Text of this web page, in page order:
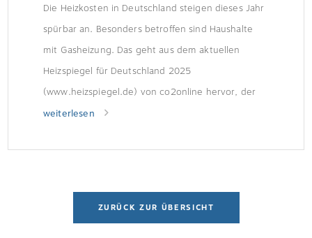
2022 GÜNSTIGER
Die Heizkosten in Deutschland steigen dieses Jahr
spürbar an. Besonders betroffen sind Haushalte
mit Gasheizung. Das geht aus dem aktuellen
Heizspiegel für Deutschland 2025
(www.heizspiegel.de) von co2online hervor, der
auf der Auswertung von über 90.000
Pelletpreise deutlich zulegen, bleiben
Heizoption.
weiterlesen
ZURÜCK ZUR ÜBERSICHT